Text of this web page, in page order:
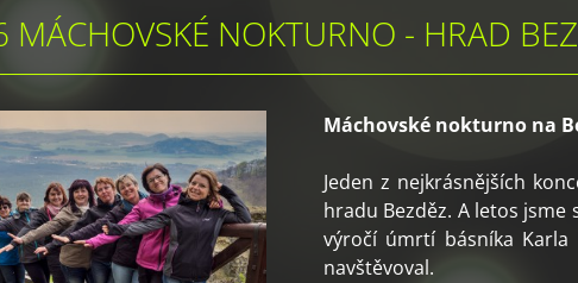
NOKTURNO - HRAD
Máchovské nokturno na
Jeden z nejkrásnějších
hradu Bezděz. A letos
výročí úmrtí básníka
navštěvoval.